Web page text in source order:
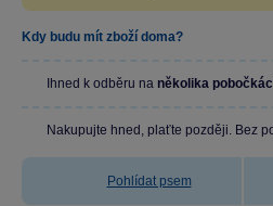
Kdy budu mít zboží doma?
Ihned k odběru na několika
Nakupujte hned, plaťte později. Bez
Pohlídat psem